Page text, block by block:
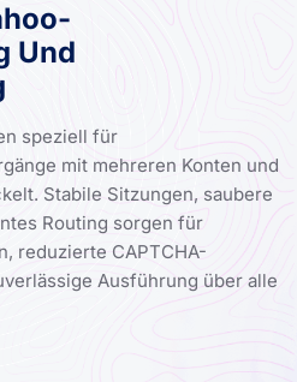
Und
speziell für
mit mehreren Konten und
Stabile Sitzungen, saubere
Routing sorgen für
reduzierte CAPTCHA-
Ausführung über alle